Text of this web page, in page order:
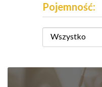
Pojemność:
Wszystko